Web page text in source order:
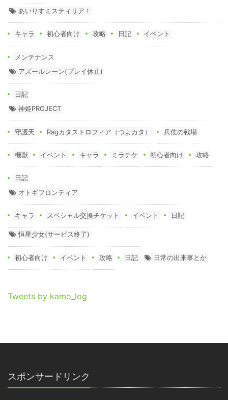
あいりすミスティリア！
キャラ 初心者向け 攻略 日記 イベント
メンテナンス
アズールレーン(プレイ休止)
日記
神姫PROJECT
守護天 Ragカタストロフィア（つよカタ） 兵仗の戦場
機獣 イベント キャラ ミラチケ 初心者向け 攻略
日記
オトギフロンティア
キャラ スペシャル交換チケット イベント 日記
恒星少女(サービス終了)
初心者向け イベント 攻略 日記 日常の出来事とか
Tweets by kamo_log
スポンサードリンク